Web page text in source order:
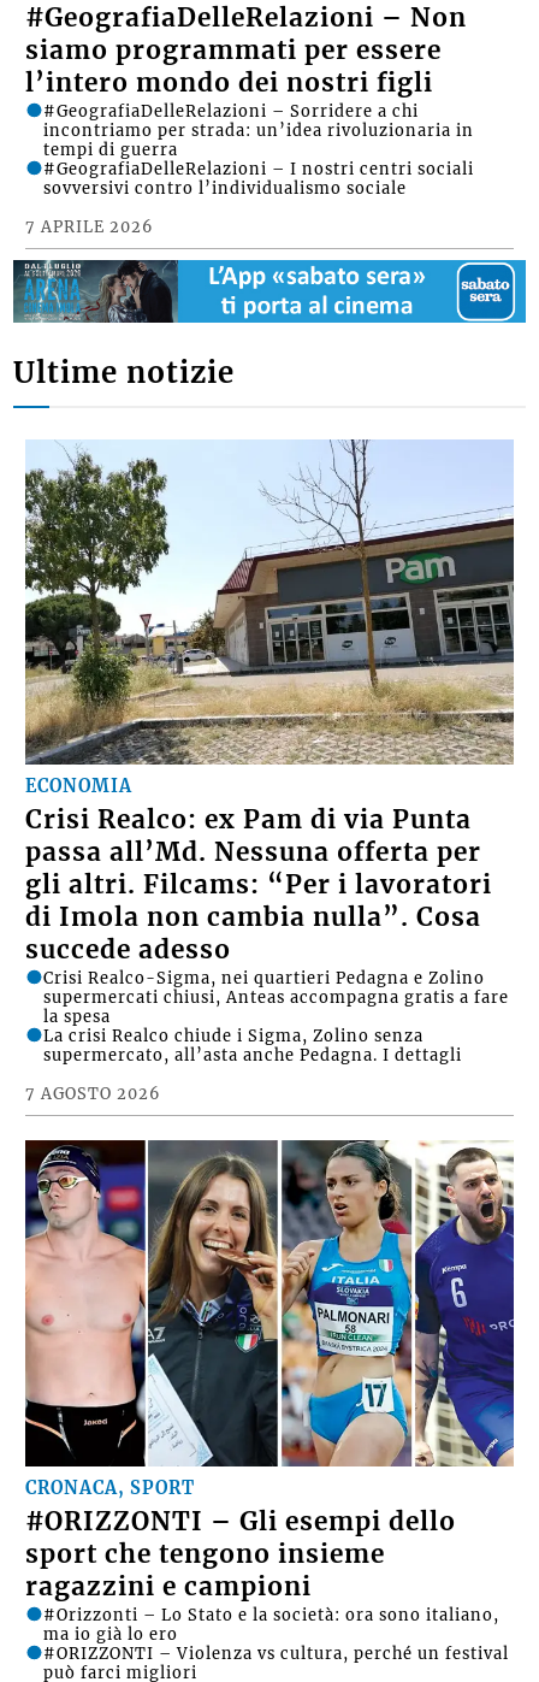
#GeografiaDelleRelazioni – Non
siamo programmati per essere
l’intero mondo dei nostri figli
7 APRILE 2026
#GeografiaDelleRelazioni – Sorridere a chi
incontriamo per strada: un’idea rivoluzionaria in
tempi di guerra
#GeografiaDelleRelazioni – I nostri centri sociali
sovversivi contro l’individualismo sociale
Ultime notizie
ECONOMIA
Crisi Realco: ex Pam di via Punta
passa all’Md. Nessuna offerta per
gli altri. Filcams: “Per i lavoratori
di Imola non cambia nulla”. Cosa
succede adesso
7 AGOSTO 2026
Crisi Realco-Sigma, nei quartieri Pedagna e Zolino
supermercati chiusi, Anteas accompagna gratis a fare
la spesa
La crisi Realco chiude i Sigma, Zolino senza
supermercato, all’asta anche Pedagna. I dettagli
CRONACA, SPORT
#ORIZZONTI – Gli esempi dello
sport che tengono insieme
ragazzini e campioni
#Orizzonti – Lo Stato e la società: ora sono italiano,
ma io già lo ero
#ORIZZONTI – Violenza vs cultura, perché un festival
può farci migliori